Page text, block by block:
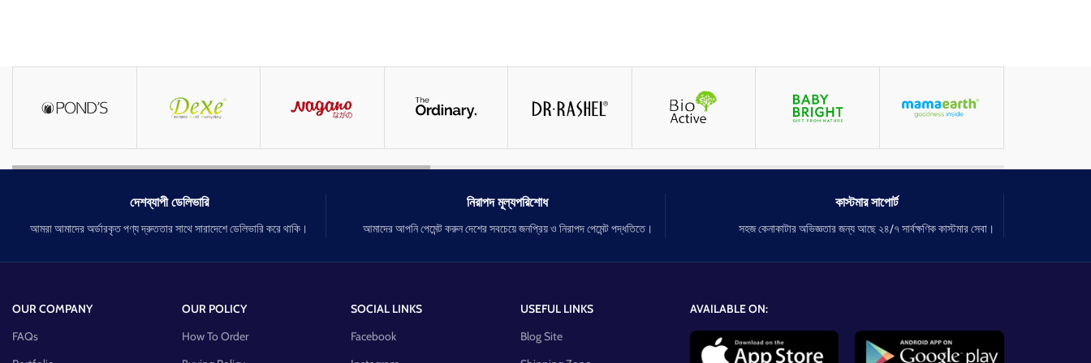
দেশব্যাপী ডেলিভারি
আমরা আমাদের অর্ডারকৃত পণ্য দ্রুততার সাথে সারাদেশে ডেলিভারি করে থাকি।
নিরাপদ মূল্যপরিশোধ
আমাদের আপনি পেমেন্ট করুন দেশের সবচেয়ে জনপ্রিয় ও নিরাপদ পেমেন্ট পদ্ধতিতে।
কাস্টমার সাপোর্ট
সহজ কেনাকাটার অভিজ্ঞতার জন্য আছে ২৪/৭ সার্বক্ষণিক কাস্টমার সেবা।
OUR COMPANY
FAQs
OUR POLICY
How To Order
SOCIAL LINKS
Facebook
USEFUL LINKS
Blog Site
AVAILABLE ON: